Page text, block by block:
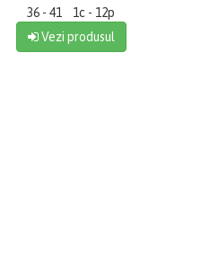
36 - 41 1c - 12p
Vezi produsul